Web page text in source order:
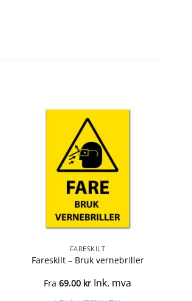
FARESKILT
Fareskilt – Bruk vernebriller
Fra 69.00 kr Ink. mva